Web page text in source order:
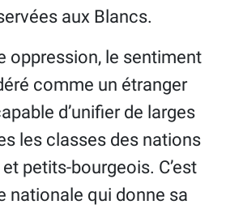
aux Blancs.
oppression, le sentiment
comme un étranger
d’unifier de larges
les classes des nations
petits-bourgeois. C’est
nationale qui donne sa